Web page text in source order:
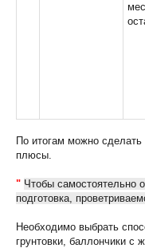
По итогам можно
плюсы.
" Чтобы самостоятельно
подготовка,
Необходимо выбрать
грунтовки, баллончики с